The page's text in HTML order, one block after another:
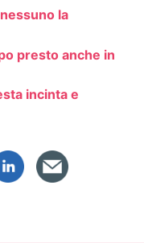
la
presto anche in
incinta e